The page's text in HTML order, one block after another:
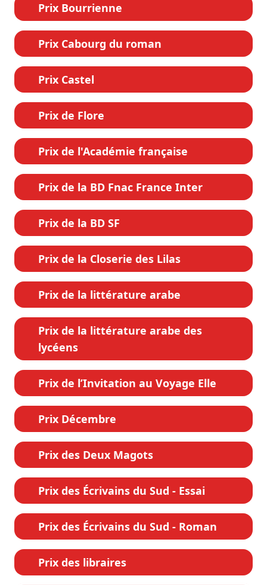
Prix Bourrienne
Prix Cabourg du roman
Prix Castel
Prix de Flore
Prix de l'Académie française
Prix de la BD Fnac France Inter
Prix de la BD SF
Prix de la Closerie des Lilas
Prix de la littérature arabe
Prix de la littérature arabe des
lycéens
Prix de l’Invitation au Voyage Elle
Prix Décembre
Prix des Deux Magots
Prix des Écrivains du Sud - Essai
Prix des Écrivains du Sud - Roman
Prix des libraires